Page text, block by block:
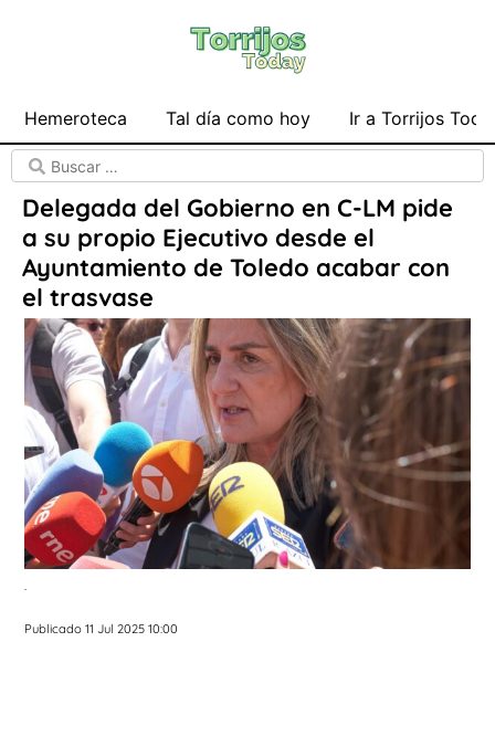
Hemeroteca Tal día como hoy Ir a Torrijos
Delegada del Gobierno en C-LM pide
a su propio Ejecutivo desde el
Ayuntamiento de Toledo acabar con
el trasvase
.
Publicado 11 Jul 2025 10:00